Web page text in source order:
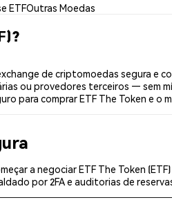
ETFOutras Moedas
de criptomoedas segura
ou provedores terceiros — sem
para comprar ETF The Token e o
a negociar ETF The Token
por 2FA e auditorias de